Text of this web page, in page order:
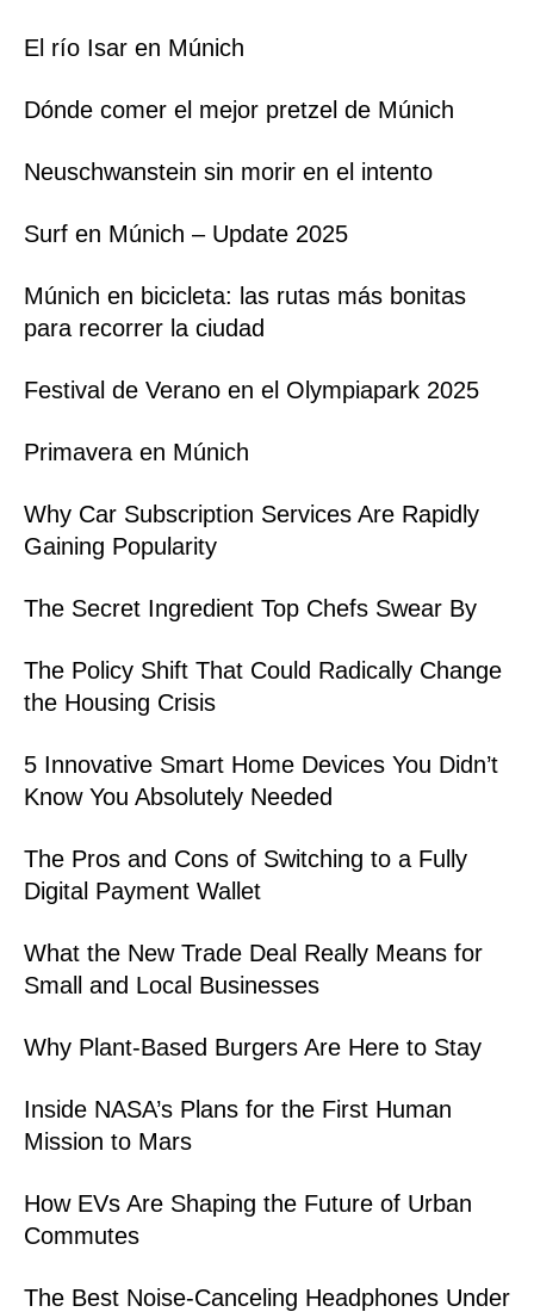
El río Isar en Múnich
Dónde comer el mejor pretzel de Múnich
Neuschwanstein sin morir en el intento
Surf en Múnich – Update 2025
Múnich en bicicleta: las rutas más bonitas
para recorrer la ciudad
Festival de Verano en el Olympiapark 2025
Primavera en Múnich
Why Car Subscription Services Are Rapidly
Gaining Popularity
The Secret Ingredient Top Chefs Swear By
The Policy Shift That Could Radically Change
the Housing Crisis
5 Innovative Smart Home Devices You Didn’t
Know You Absolutely Needed
The Pros and Cons of Switching to a Fully
Digital Payment Wallet
What the New Trade Deal Really Means for
Small and Local Businesses
Why Plant-Based Burgers Are Here to Stay
Inside NASA’s Plans for the First Human
Mission to Mars
How EVs Are Shaping the Future of Urban
Commutes
The Best Noise-Canceling Headphones Under